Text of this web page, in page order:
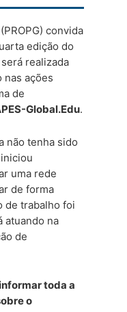
convida
edição do
realizada
nas ações
de
Global.Edu.
não tenha sido
uma rede
de forma
de trabalho foi
atuando na
de
informar toda a
o